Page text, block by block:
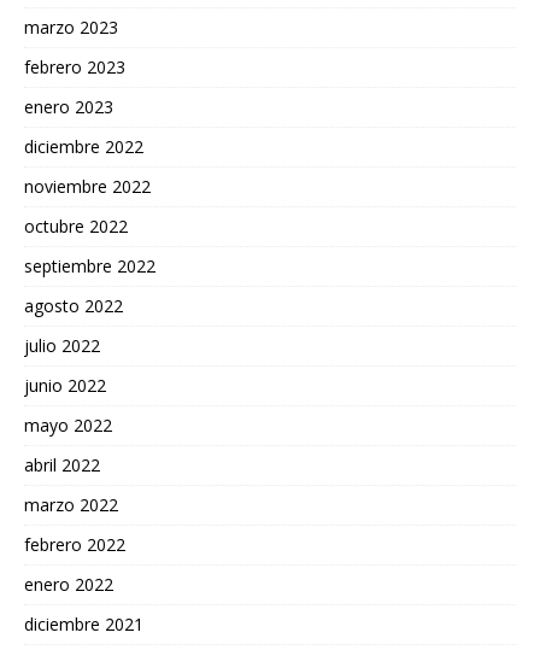
marzo 2023
febrero 2023
enero 2023
diciembre 2022
noviembre 2022
octubre 2022
septiembre 2022
agosto 2022
julio 2022
junio 2022
mayo 2022
abril 2022
marzo 2022
febrero 2022
enero 2022
diciembre 2021